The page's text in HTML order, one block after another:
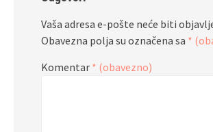
Vaša adresa e-pošte neće biti
Obavezna polja su označena sa *
Komentar * (obavezno)